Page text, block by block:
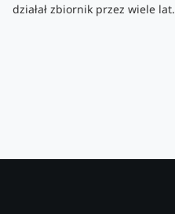
działał zbiornik przez wiele lat.